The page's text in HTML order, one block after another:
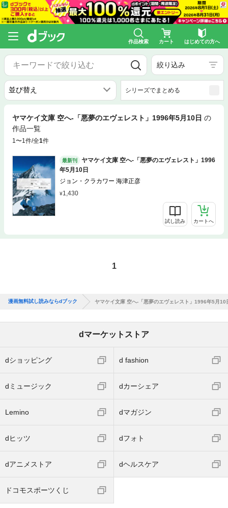
作品検索 カート はじめての方へ
絞り込み
シリーズでまとめる
ヤマケイ文庫 空へ-「悪夢のエヴェレスト」1996年5月10日 の
作品一覧
1〜1件/全1件
最新刊
ヤマケイ文庫 空へ-「悪夢のエヴェレスト」1996
年5月10日
ジョン・クラカワー 海津正彦
1,430
試し読み カートへ
1
漫画無料試し読みならdブック ヤマケイ文庫 空へ-「悪夢のエヴェレスト」1996年5月10
dマーケットストア
dショッピング d fashion
dミュージック dカーシェア
Lemino dマガジン
dヒッツ dフォト
dアニメストア dヘルスケア
ドコモスポーツくじ